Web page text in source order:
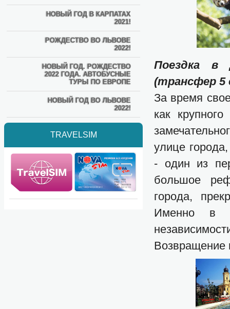
НОВЫЙ ГОД В КАРПАТАХ
2021!
РОЖДЕСТВО ВО ЛЬВОВЕ
2022!
НОВЫЙ ГОД. РОЖДЕСТВО
2022 ГОДА. АВТОБУСНЫЕ
ТУРЫ ПО ЕВРОПЕ
НОВЫЙ ГОД ВО ЛЬВОВЕ
2022!
TRAVELSIM
Поездка в
(трансфер 5
За время
как
улице
- один из
большое
города,
Именно в
Возвращение